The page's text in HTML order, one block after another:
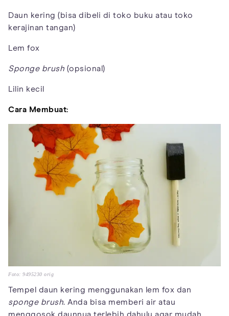
Daun kering (bisa dibeli di toko buku atau toko
kerajinan tangan)
Lem fox
Sponge brush (opsional)
Lilin kecil
Cara Membuat:
Foto: 9495230 orig
Tempel daun kering menggunakan lem fox dan
sponge brush. Anda bisa memberi air atau
menggosok daunnya terlebih dahulu agar mudah